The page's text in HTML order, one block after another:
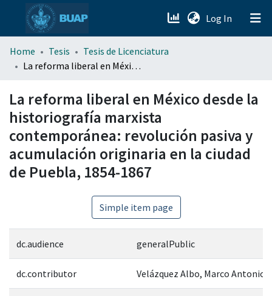
Log In (current)
menu.section.about_menu
Home Tesis
Tesis de Licenciatura
La reforma liberal en México desde la historiografía marxista contemporánea: revolución pasiva y acumulación originaria en la ciudad de Puebla, 1854-1867
La reforma liberal en México desde la
historiografía marxista
contemporánea: revolución pasiva y
acumulación originaria en la ciudad
de Puebla, 1854-1867
Simple item page
dc.audience generalPublic
dc.contributor Velázquez Albo, Marco Antonio